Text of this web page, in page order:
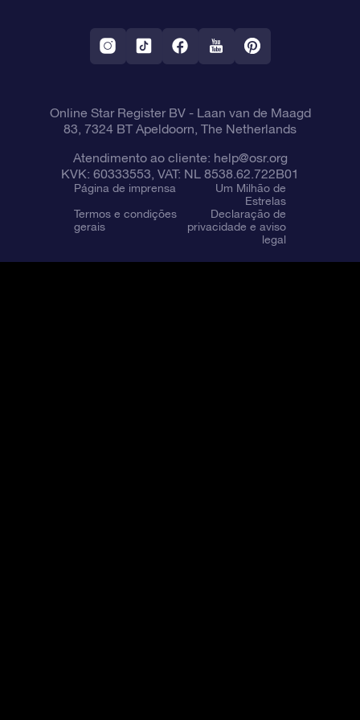
Aplicativo RV Fly me to the stars
Constelações
Online Star Register BV- Laan van de Maagd
83, 7324 BT Apeldoorn, The Netherlands
Atendimento ao cliente: help@osr.org
KVK: 60333553, VAT: NL 8538.62.722B01
Página de imprensa
Um Milhão de
Estrelas
Termos e condições
gerais
Declaração de
privacidade e aviso
legal